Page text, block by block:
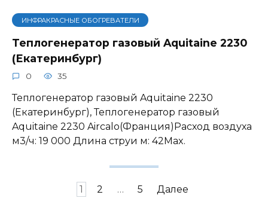
ИНФРАКРАСНЫЕ ОБОГРЕВАТЕЛИ
Теплогенератор газовый Aquitaine 2230
(Екатеринбург)
0 35
Теплогенератор газовый Aquitaine 2230
(Екатеринбург), Теплогенератор газовый
Aquitaine 2230 Aircalo(Франция)Расход воздуха
м3/ч: 19 000 Длина струи м: 42Max.
1 2 … 5 Далее